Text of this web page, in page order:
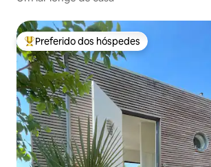
Entre os melhores preferidos dos hóspedes
Preferido dos hóspedes